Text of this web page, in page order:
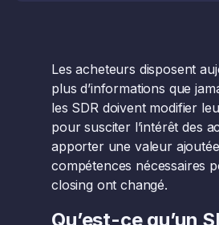
Les acheteurs disposent
plus d’informations que
les SDR doivent modifier
pour susciter l’intérêt des
apporter une valeur
compétences nécessaires
closing ont changé.
Qu’est-ce qu’un